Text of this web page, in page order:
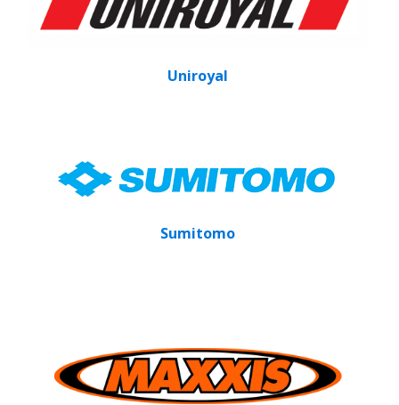
Uniroyal
Sumitomo